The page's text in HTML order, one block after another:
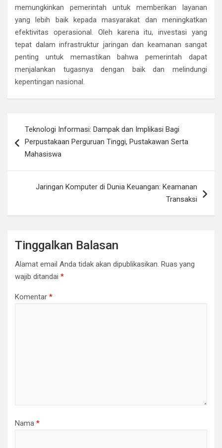
memungkinkan pemerintah untuk memberikan layanan
yang lebih baik kepada masyarakat dan meningkatkan
efektivitas operasional. Oleh karena itu, investasi yang
tepat dalam infrastruktur jaringan dan keamanan sangat
penting untuk memastikan bahwa pemerintah dapat
menjalankan tugasnya dengan baik dan melindungi
kepentingan nasional.
posTeknologi Informasi: Dampak dan Implikasi Bagi
Perpustakaan Perguruan Tinggi, Pustakawan Serta
Mahasiswa
Jaringan Komputer di Dunia Keuangan: Keamanan
Transaksi
Tinggalkan Balasan
Alamat email Anda tidak akan dipublikasikan. Ruas yang
wajib ditandai *
Komentar *
Nama *